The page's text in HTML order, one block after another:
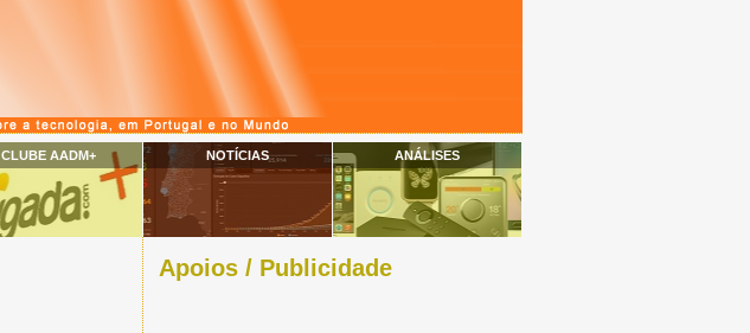
CLUBE AADM+ NOTÍCIAS ANÁLISES
Apoios / Publicidade